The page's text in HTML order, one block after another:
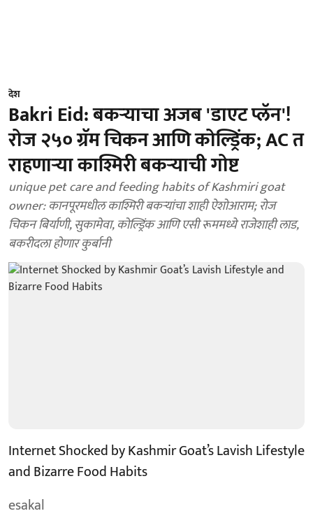
देश
Bakri Eid: बकऱ्याचा अजब 'डाएट प्लॅन'!
रोज २५० ग्रॅम चिकन आणि कोल्ड्रिंक; AC त
राहणाऱ्या काश्मिरी बकऱ्याची गोष्ट
unique pet care and feeding habits of Kashmiri goat
owner: कानपूरमधील काश्मिरी बकऱ्यांचा शाही ऐशोआराम; रोज
चिकन बिर्याणी, सुकामेवा, कोल्ड्रिंक आणि एसी रूममध्ये राजेशाही लाड,
बकरीदला होणार कुर्बानी
Internet Shocked by Kashmir Goat’s Lavish Lifestyle
and Bizarre Food Habits
esakal